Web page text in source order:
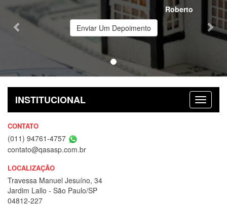
Roberto
Enviar Um Depoimento
INSTITUCIONAL
CONTATO
(011) 94761-4757
contato@qasasp.com.br
LOCALIZAÇÃO
Travessa Manuel Jesuíno, 34
Jardim Lallo - São Paulo/SP
04812-227